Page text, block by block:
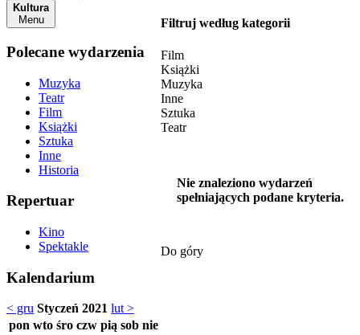
Kultura
Menu
Polecane wydarzenia
Muzyka
Teatr
Film
Książki
Sztuka
Inne
Historia
Repertuar
Kino
Spektakle
Kalendarium
< gru Styczeń 2021 lut >
pon wto śro czw pią sob nie
Filtruj według kategorii
Film
Książki
Muzyka
Inne
Sztuka
Teatr
Nie znaleziono wydarzeń
spełniających podane kryteria.
Do góry